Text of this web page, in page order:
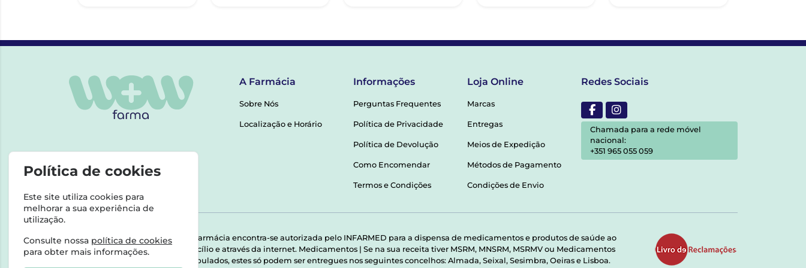
A Farmácia
Sobre Nós
Localização e Horário
Informações
Perguntas Frequentes
Política de Privacidade
Política de Devolução
Como Encomendar
Termos e Condições
Loja Online
Marcas
Entregas
Meios de Expedição
Métodos de Pagamento
Condições de Envio
Redes Sociais
Chamada para a rede móvel
nacional:
+351 965 055 059
Esta farmácia encontra-se autorizada pelo INFARMED para a dispensa de medicamentos e produtos de saúde ao
domicílio e através da internet. Medicamentos | Se na sua receita tiver MSRM, MNSRM, MSRMV ou Medicamentos
Manipulados, estes só podem ser entregues nos seguintes concelhos: Almada, Seixal, Sesimbra, Oeiras e Lisboa.
Política de cookies
Este site utiliza cookies para
melhorar a sua experiência de
utilização.
Consulte nossa política de cookies
para obter mais informações.